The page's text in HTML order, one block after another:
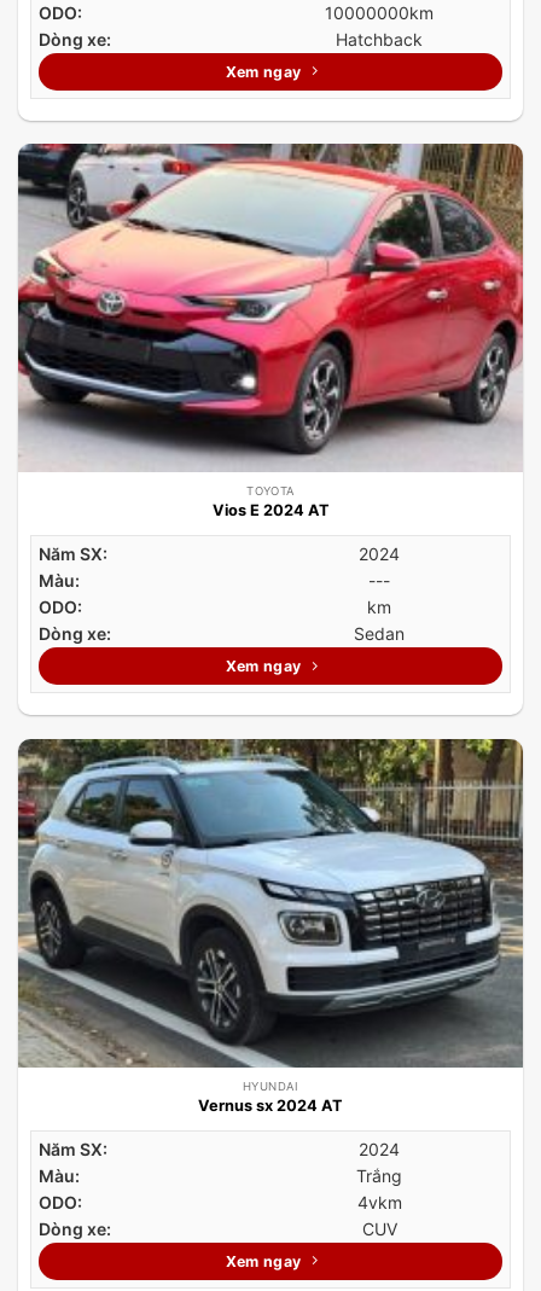
ODO:
10000000km
Dòng xe:
Hatchback
Xem ngay
TOYOTA
Vios E 2024 AT
Năm SX:
2024
Màu:
---
ODO:
km
Dòng xe:
Sedan
Xem ngay
HYUNDAI
Vernus sx 2024 AT
Năm SX:
2024
Màu:
Trắng
ODO:
4vkm
Dòng xe:
CUV
Xem ngay